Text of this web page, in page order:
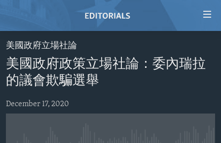
Skip
to
main
content
Skip
to
main
HOME
VIDEO
RADIO
REGIONS
美國政府立場社論
美國政府政策立場社論：委內瑞拉
的議會欺騙選舉
December 17, 2020